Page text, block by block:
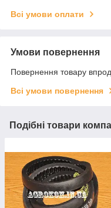
Всі умови оплати
Умови повернення
Повернення товару
Всі умови повернення
Подібні товари